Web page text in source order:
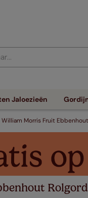
Jaloezieën
William Morris Fruit Ebbenhout